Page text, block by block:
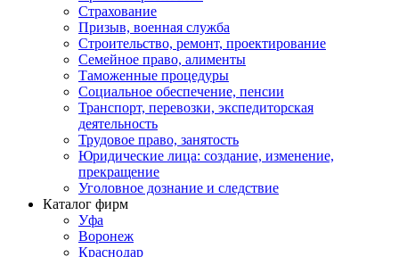
Страхование
Призыв, военная служба
Строительство, ремонт, проектирование
Семейное право, алименты
Таможенные процедуры
Социальное обеспечение, пенсии
Транспорт, перевозки, экспедиторская
деятельность
Трудовое право, занятость
Юридические лица: создание, изменение,
прекращение
Уголовное дознание и следствие
Каталог фирм
Уфа
Воронеж
Краснодар